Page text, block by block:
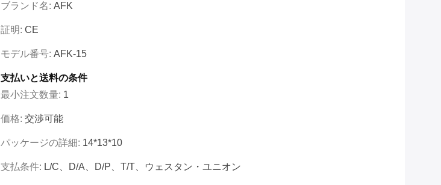
ブランド名: AFK
証明: CE
モデル番号: AFK-15
支払いと送料の条件
最小注文数量: 1
価格: 交渉可能
パッケージの詳細: 14*13*10
支払条件: L/C、D/A、D/P、T/T、ウェスタン・ユニオン